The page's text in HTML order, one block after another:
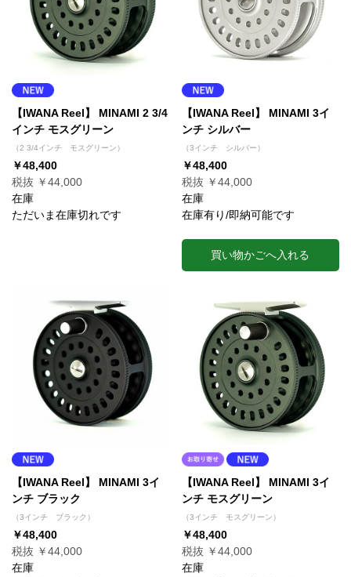
【IWANA Reel】 MINAMI 2 3/4
インチ モスグリーン
（2 3/4インチ モスグリーン）
￥48,400
税抜 ￥44,000
在庫
ただいま在庫切れです
【IWANA Reel】 MINAMI 3イ
ンチ シルバー
（3インチ シルバー）
￥48,400
税抜 ￥44,000
在庫
在庫有り/即納可能です
買い物かごへ入れる
【IWANA Reel】 MINAMI 3イ
ンチ ブラック
（3インチ ブラック）
￥48,400
税抜 ￥44,000
在庫
【IWANA Reel】 MINAMI 3イ
ンチ モスグリーン
（3インチ モスグリーン）
￥48,400
税抜 ￥44,000
在庫